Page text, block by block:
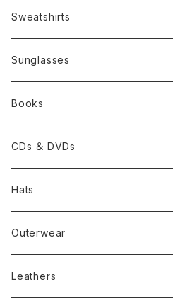
Sweatshirts
Sunglasses
Books
CDs ＆ DVDs
Hats
Outerwear
Leathers